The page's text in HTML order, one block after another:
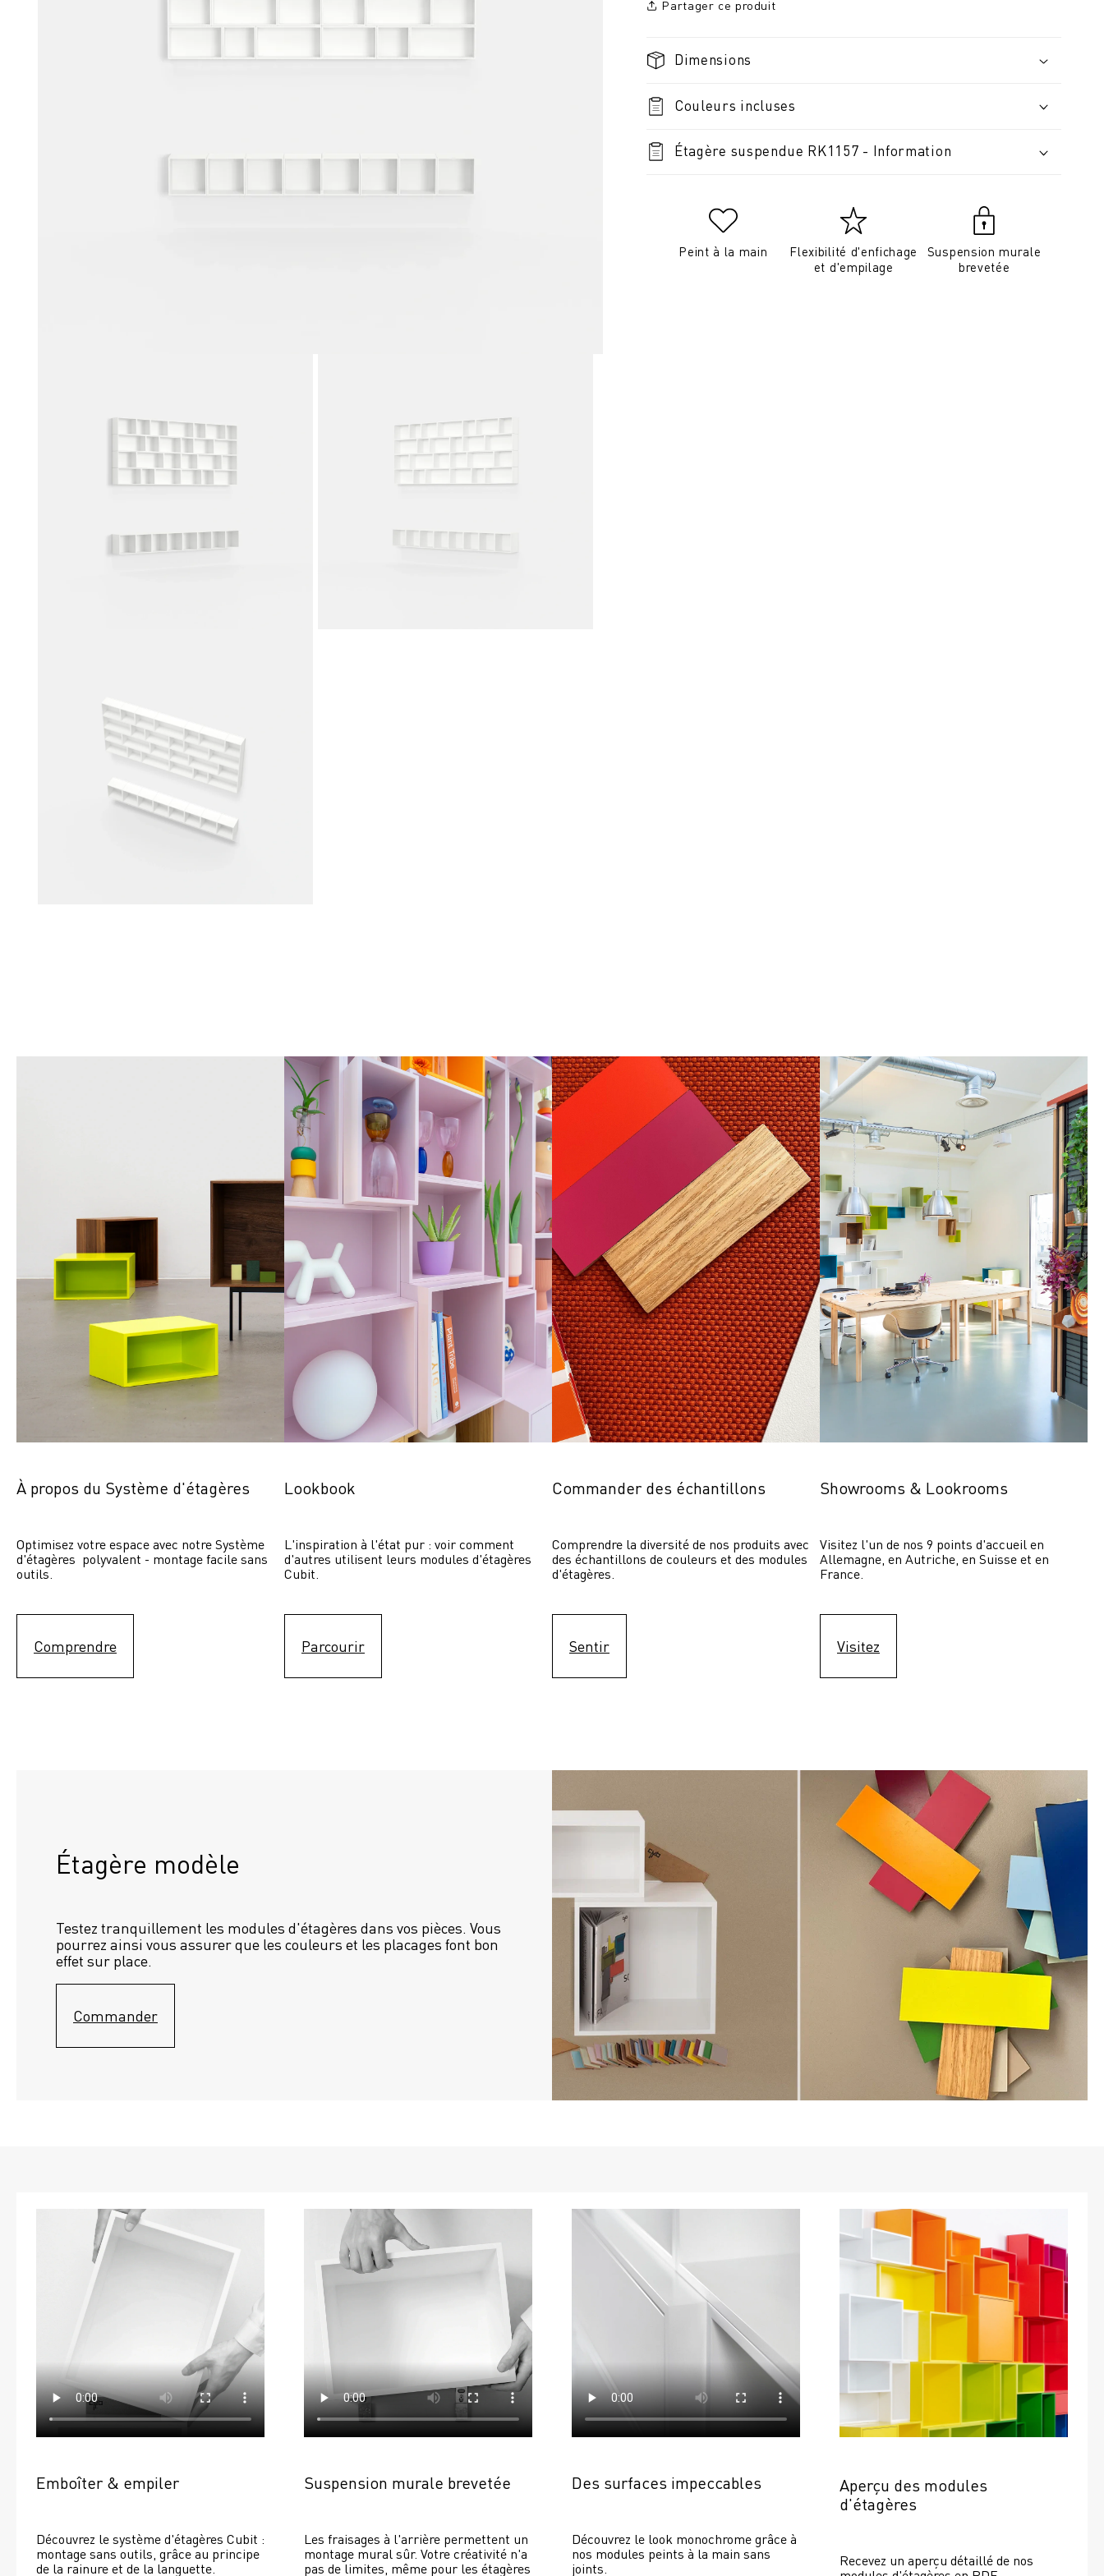
Partager ce produit
Dimensions
Couleurs incluses
Étagère suspendue RK1157 - Information
Peint à la main
Flexibilité d'enfichage
et d'empilage
Suspension murale
brevetée
À propos du Système d'étagères
Optimisez votre espace avec notre Système
d'étagères  polyvalent - montage facile sans
outils.
Comprendre
Lookbook
L'inspiration à l'état pur : voir comment
d'autres utilisent leurs modules d'étagères
Cubit.
Parcourir
Commander des échantillons
Comprendre la diversité de nos produits avec
des échantillons de couleurs et des modules
d'étagères.
Sentir
Showrooms & Lookrooms
Visitez l'un de nos 9 points d'accueil en
Allemagne, en Autriche, en Suisse et en
France.
Visitez
Étagère modèle
Testez tranquillement les modules d'étagères dans vos pièces. Vous
pourrez ainsi vous assurer que les couleurs et les placages font bon
effet sur place.
Commander
Emboîter & empiler
Découvrez le système d'étagères Cubit :
montage sans outils, grâce au principe
de la rainure et de la languette.
Suspension murale brevetée
Les fraisages à l'arrière permettent un
montage mural sûr. Votre créativité n'a
pas de limites, même pour les étagères
Des surfaces impeccables
Découvrez le look monochrome grâce à
nos modules peints à la main sans
joints.
Aperçu des modules
d'étagères
Recevez un aperçu détaillé de nos